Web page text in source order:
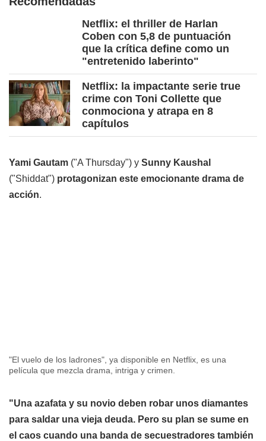
Netflix: el thriller de Harlan
Coben con 5,8 de puntuación
que la crítica define como un
"entretenido laberinto"
Netflix: la impactante serie true
crime con Toni Collette que
conmociona y atrapa en 8
capítulos
Yami Gautam ("A Thursday") y Sunny Kaushal
("Shiddat") protagonizan este emocionante drama de
acción.
"El vuelo de los ladrones", ya disponible en Netflix, es una
película que mezcla drama, intriga y crimen.
"Una azafata y su novio deben robar unos diamantes
para saldar una vieja deuda. Pero su plan se sume en
el caos cuando una banda de secuestradores también